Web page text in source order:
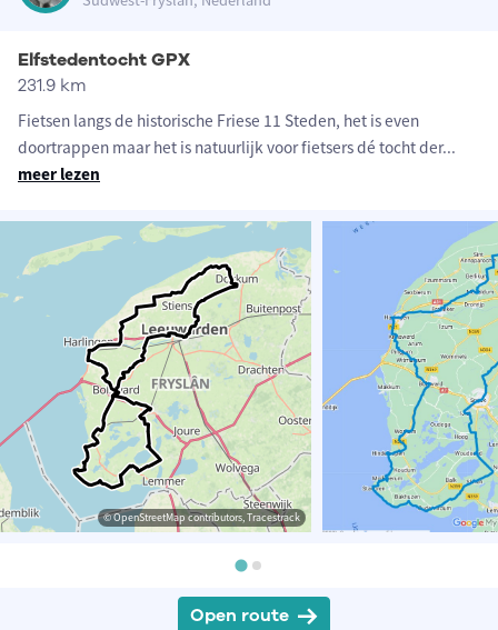
Elfstedentocht GPX
231.9 km
Fietsen langs de historische Friese 11 Steden, het is even
doortrappen maar het is natuurlijk voor fietsers dé tocht der...
meer lezen
© OpenStreetMap contributors, Tracestrack
Open route